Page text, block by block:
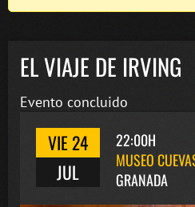
EL VIAJE DE IRVING
Evento concluido
VIE 24
JUL
22:00H
MUSEO
GRANADA